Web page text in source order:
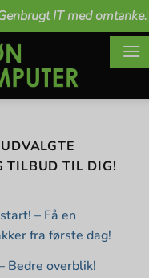
IT med omtanke.
TILBUD TIL DIG!
– Få en
fra første dag!
Bedre overblik!